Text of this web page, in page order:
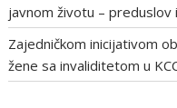
javnom životu – preduslov
Zajedničkom inicijativom
žene sa invaliditetom u